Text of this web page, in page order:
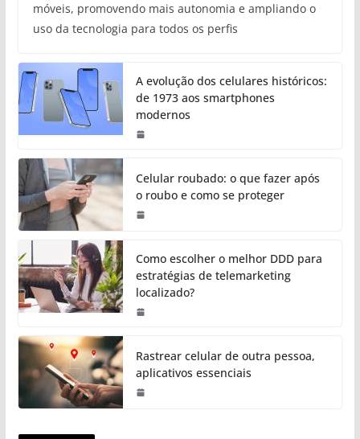
móveis, promovendo mais autonomia e ampliando o
uso da tecnologia para todos os perfis
A evolução dos celulares históricos:
de 1973 aos smartphones
modernos
Celular roubado: o que fazer após
o roubo e como se proteger
Como escolher o melhor DDD para
estratégias de telemarketing
localizado?
Rastrear celular de outra pessoa,
aplicativos essenciais